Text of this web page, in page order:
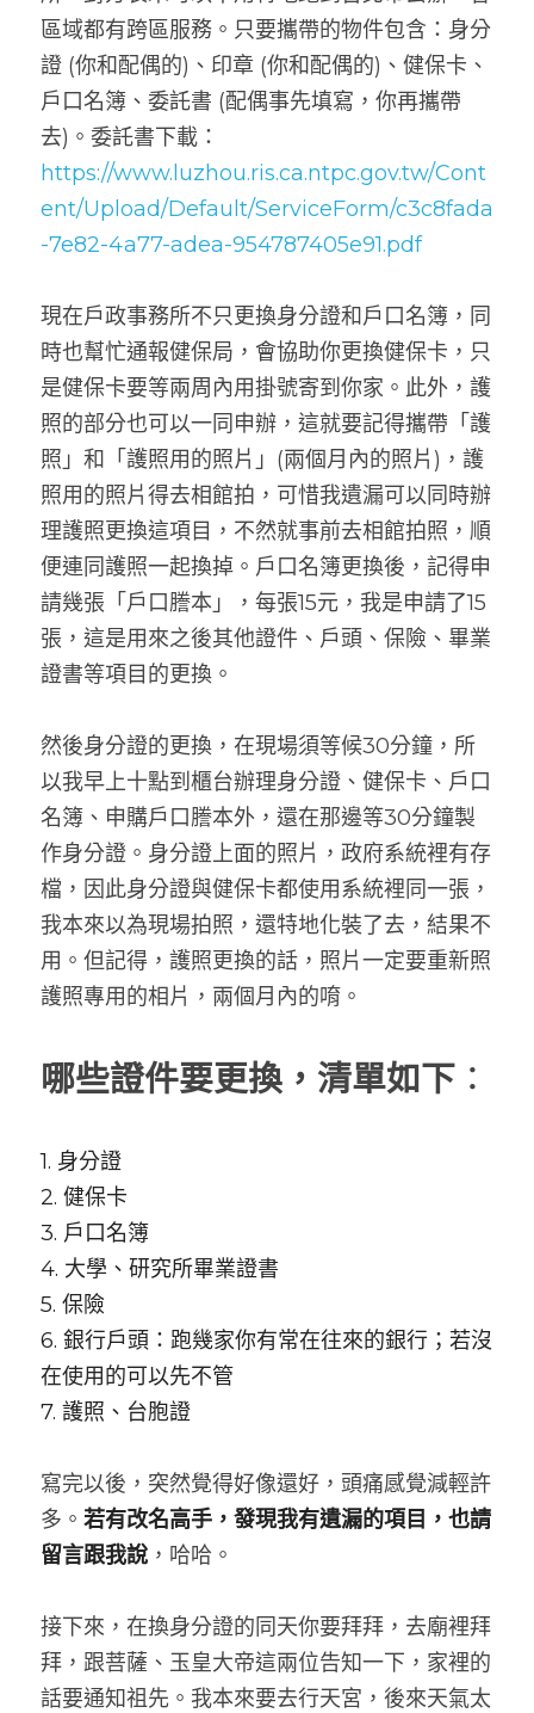
區域都有跨區服務。只要攜帶的物件包含：身分
證 (你和配偶的)、印章 (你和配偶的)、健保卡、
戶口名簿、委託書 (配偶事先填寫，你再攜帶
去)。委託書下載：
https://www.luzhou.ris.ca.ntpc.gov.tw/Cont
ent/Upload/Default/ServiceForm/c3c8fada
-7e82-4a77-adea-954787405e91.pdf
現在戶政事務所不只更換身分證和戶口名簿，同
時也幫忙通報健保局，會協助你更換健保卡，只
是健保卡要等兩周內用掛號寄到你家。此外，護
照的部分也可以一同申辦，這就要記得攜帶「護
照」和「護照用的照片」(兩個月內的照片)，護
照用的照片得去相館拍，可惜我遺漏可以同時辦
理護照更換這項目，不然就事前去相館拍照，順
便連同護照一起換掉。戶口名簿更換後，記得申
請幾張「戶口謄本」，每張15元，我是申請了15
張，這是用來之後其他證件、戶頭、保險、畢業
證書等項目的更換。
然後身分證的更換，在現場須等候30分鐘，所
以我早上十點到櫃台辦理身分證、健保卡、戶口
名簿、申購戶口謄本外，還在那邊等30分鐘製
作身分證。身分證上面的照片，政府系統裡有存
檔，因此身分證與健保卡都使用系統裡同一張，
我本來以為現場拍照，還特地化裝了去，結果不
用。但記得，護照更換的話，照片一定要重新照
護照專用的相片，兩個月內的唷。
哪些證件要更換，清單如下 ：
1. 身分證
2. 健保卡
3. 戶口名簿
4. 大學、研究所畢業證書
5. 保險
6. 銀行戶頭：跑幾家你有常在往來的銀行；若沒
在使用的可以先不管
7. 護照、台胞證
寫完以後，突然覺得好像還好，頭痛感覺減輕許
多。 若有改名高手，發現我有遺漏的項目，也請
留言跟我說 ，哈哈。
接下來，在換身分證的同天你要拜拜，去廟裡拜
拜，跟菩薩、玉皇大帝這兩位告知一下，家裡的
話要通知祖先。我本來要去行天宮，後來天氣太